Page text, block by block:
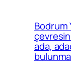
Bodrum
ada,